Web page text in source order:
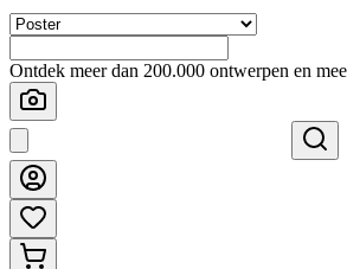
Ontdek meer dan 200.000 ontwerpen en